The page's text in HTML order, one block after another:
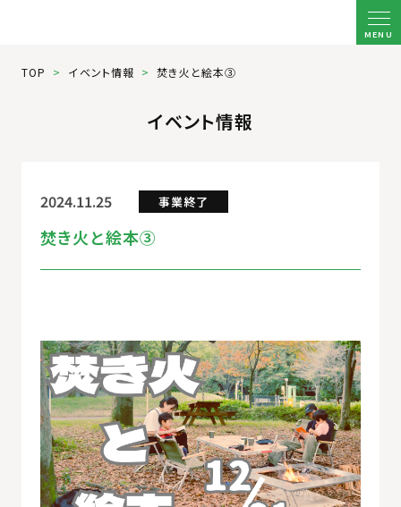
MENU
TOP イベント情報 焚き火と絵本③
イベント情報
2024.11.25 事業終了
焚き火と絵本③